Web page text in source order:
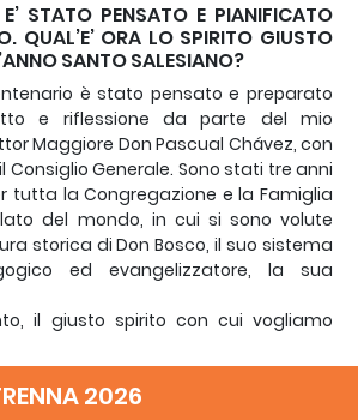
STATO PENSATO E PIANIFICATO
QUAL’E’ ORA LO SPIRITO GIUSTO
SANTO SALESIANO?
è stato pensato e preparato
e riflessione da parte del mio
Maggiore Don Pascual Chávez, con
Consiglio Generale. Sono stati tre anni
tutta la Congregazione e la Famiglia
del mondo, in cui si sono volute
storica di Don Bosco, il suo sistema
ed evangelizzatore, la sua
il giusto spirito con cui vogliamo
modo di seguire il Signore Gesù,
carisma suscita da Don Bosco. In
2026